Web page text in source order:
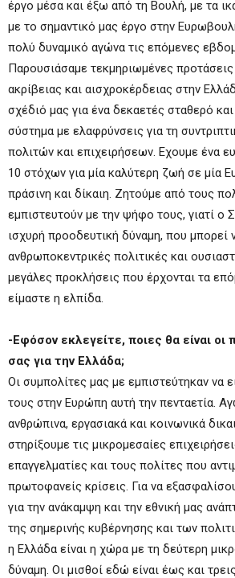
έργο μέσα και έξω από τη Βουλή, με τα
με το σημαντικό μας έργο στην
πολύ δυναμικό αγώνα τις επόμενες
Παρουσιάσαμε τεκμηριωμένες
ακρίβειας και αισχροκέρδειας στην
σχέδιό μας για ένα δεκαετές σταθερό
σύστημα με ελαφρύνσεις για τη
πολιτών και επιχειρήσεων. Εχουμε ένα
10 στόχων για μία καλύτερη ζωή σε μία
πράσινη και δίκαιη. Ζητούμε από τους
εμπιστευτούν με την ψήφο τους, γιατί ο
ισχυρή προοδευτική δύναμη, που μπορεί
ανθρωποκεντρικές πολιτικές και
μεγάλες προκλήσεις που έρχονται τα
είμαστε η ελπίδα.
-Εφόσον εκλεγείτε, ποιες θα είναι οι
σας για την Ελλάδα;
Οι συμπολίτες μας με εμπιστεύτηκαν να
τους στην Ευρώπη αυτή την πενταετία.
ανθρώπινα, εργασιακά και κοινωνικά
στηρίξουμε τις μικρομεσαίες
επαγγελματίες και τους πολίτες που
πρωτοφανείς κρίσεις. Για να
για την ανάκαμψη και την εθνική μας
της σημερινής κυβέρνησης και των
η Ελλάδα είναι η χώρα με τη δεύτερη
δύναμη. Οι μισθοί εδώ είναι έως και